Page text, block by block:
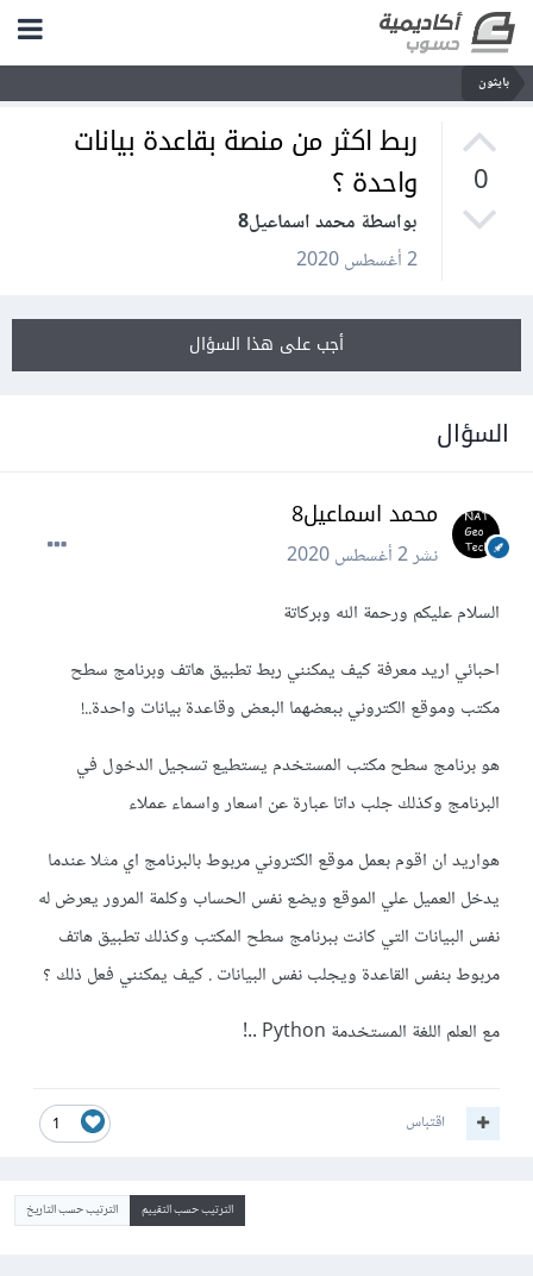
بايثون
0
ربط اكثر من منصة بقاعدة بيانات
واحدة ؟
بواسطة محمد اسماعيل8
2 أغسطس 2020
أجب على هذا السؤال
السؤال
محمد اسماعيل8
نشر2 أغسطس 2020
السلام عليكم ورحمة الله وبركاتة
احبائي اريد معرفة كيف يمكنني ربط تطبيق هاتف وبرنامج سطح
مكتب وموقع الكتروني ببعضهما البعض وقاعدة بيانات واحدة..!
هو برنامج سطح مكتب المستخدم يستطيع تسجيل الدخول في
البرنامج وكذلك جلب داتا عبارة عن اسعار واسماء عملاء
هواريد ان اقوم بعمل موقع الكتروني مربوط بالبرنامج اي مثلا عندما
يدخل العميل علي الموقع ويضع نفس الحساب وكلمة المرور يعرض له
نفس البيانات التي كانت ببرنامج سطح المكتب وكذلك تطبيق هاتف
مربوط بنفس القاعدة ويجلب نفس البيانات . كيف يمكنني فعل ذلك ؟
مع العلم اللغة المستخدمة Python ..!
1 اقتباس
الترتيب حسب التقييم الترتيب حسب التاريخ